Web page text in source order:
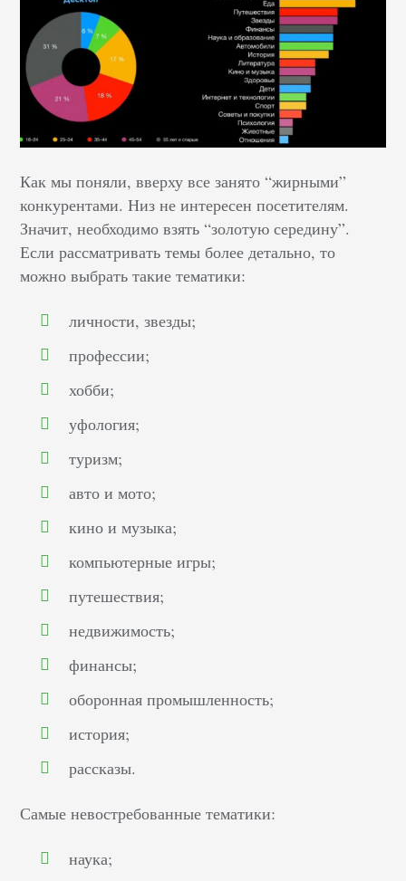
Как мы поняли, вверху все занято “жирными”
конкурентами. Низ не интересен посетителям.
Значит, необходимо взять “золотую середину”.
Если рассматривать темы более детально, то
можно выбрать такие тематики:
личности, звезды;
профессии;
хобби;
уфология;
туризм;
авто и мото;
кино и музыка;
компьютерные игры;
путешествия;
недвижимость;
финансы;
оборонная промышленность;
история;
рассказы.
Самые невостребованные тематики:
наука;